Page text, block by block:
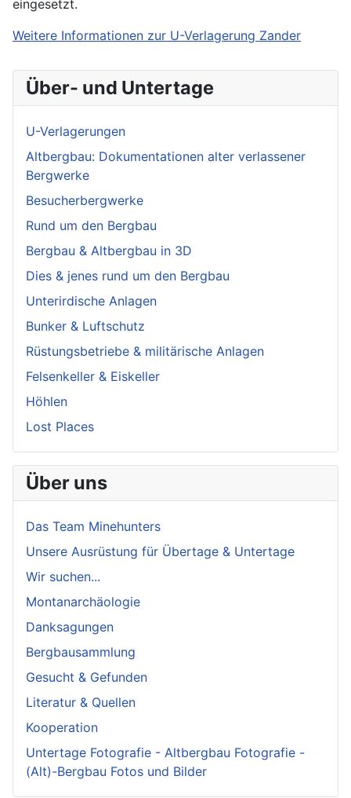
eingesetzt.
Weitere Informationen zur U-Verlagerung Zander
Über- und Untertage
U-Verlagerungen
Altbergbau: Dokumentationen alter verlassener
Bergwerke
Besucherbergwerke
Rund um den Bergbau
Bergbau & Altbergbau in 3D
Dies & jenes rund um den Bergbau
Unterirdische Anlagen
Bunker & Luftschutz
Rüstungsbetriebe & militärische Anlagen
Felsenkeller & Eiskeller
Höhlen
Lost Places
Über uns
Das Team Minehunters
Unsere Ausrüstung für Übertage & Untertage
Wir suchen...
Montanarchäologie
Danksagungen
Bergbausammlung
Gesucht & Gefunden
Literatur & Quellen
Kooperation
Untertage Fotografie - Altbergbau Fotografie -
(Alt)-Bergbau Fotos und Bilder